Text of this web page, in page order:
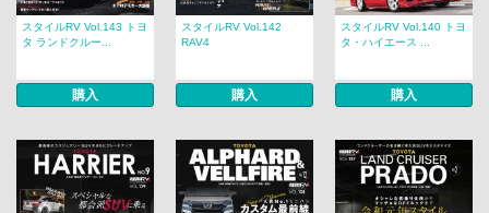
スタイルRV Vol.143 トヨ
タ ランドクルー...
購入
スタイルRV Vol.142
RAV4
購入
スタイルRV Vol.140 トヨ
タ・ハイエース ...
購入